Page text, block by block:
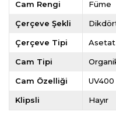
Cam Rengi Füme
Çerçeve Şekli
Çerçeve Tipi Asetat
Cam Tipi
Cam Özelliği UV400
Klipsli Hayır